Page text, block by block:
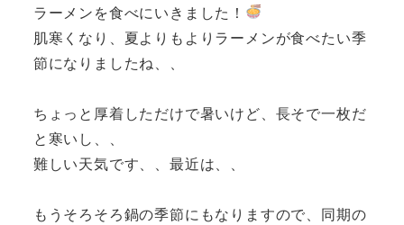
ラーメンを食べにいきました！
肌寒くなり、夏よりもよりラーメンが食べたい季
節になりましたね、、
ちょっと厚着しただけで暑いけど、長そで一枚だ
と寒いし、、
難しい天気です、、最近は、、
もうそろそろ鍋の季節にもなりますので、同期の